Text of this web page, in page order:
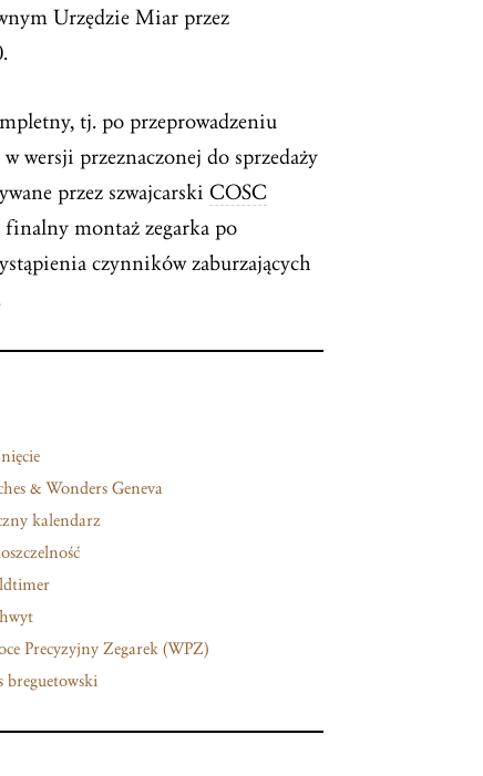
Urzędzie Miar przez
tj. po przeprowadzeniu
wersji przeznaczonej do sprzedaży
przez szwajcarski COSC
finalny montaż zegarka po
czynników zaburzających
& Wonders Geneva
kalendarz
Precyzyjny Zegarek (WPZ)
breguetowski